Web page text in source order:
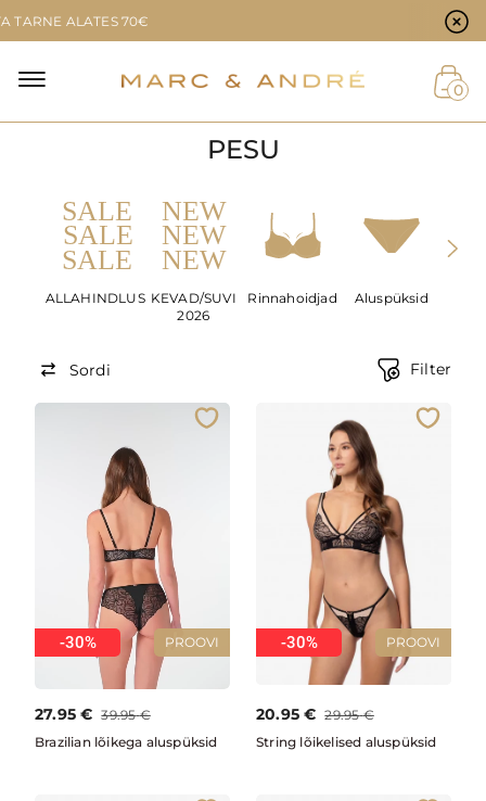
0
ALATES 70€
PESU
ALLAHINDLUS KEVAD/SUVI
2026
Rinnahoidjad Aluspüksid
Sordi Filter
PROOVI
-30%
27.95 € 39.95 €
Brazilian lõikega aluspüksid
PROOVI
-30%
20.95 € 29.95 €
String lõikelised aluspüksid